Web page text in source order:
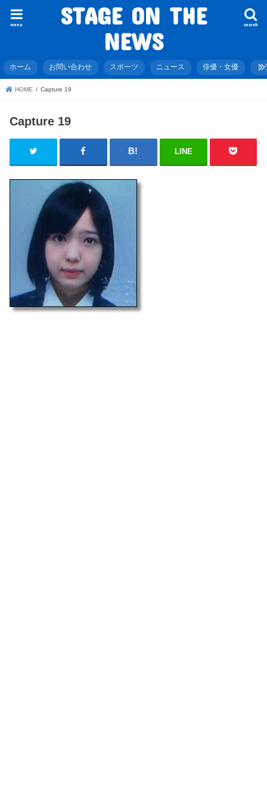
STAGE ON THE
NEWS
search
menu
ホーム お問い合わせ スポーツ ニュース 俳優・女優 ド
HOME Capture 19
Capture 19
LINE